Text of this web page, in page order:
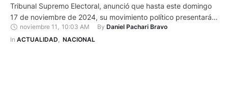
Tribunal Supremo Electoral, anunció que hasta este domingo
17 de noviembre de 2024, su movimiento político presentará a
un nuevo candidato para las elecciones presidenciales de
febrero de 2025. El anuncio fue hecho en una rueda de
noviembre 11 10:03 AM By Daniel Pachari Bravo
In ACTUALIDAD, NACIONAL